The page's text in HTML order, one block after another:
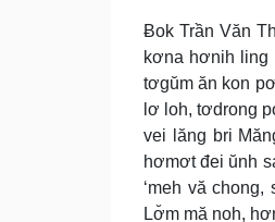
Ƀok Trần Văn
kơna hơnih ling
tơgŭm ăn kon
lơ loh, tơdrong
vei lăng bri
hơmơt đei ŭnh
‘meh vă
Lơ̆m mă noh,